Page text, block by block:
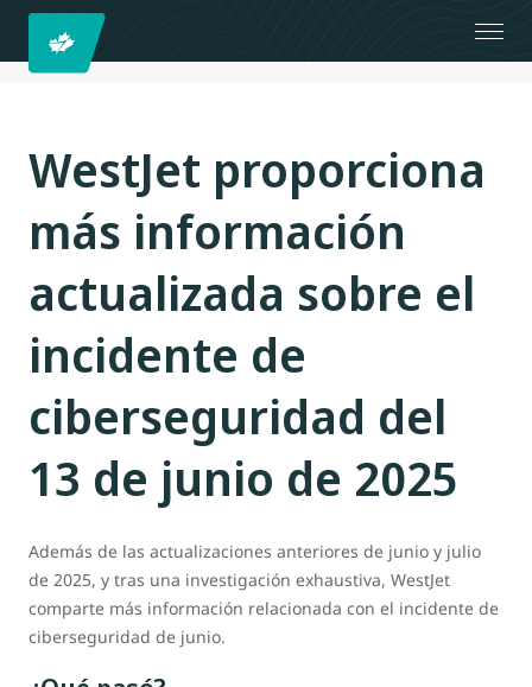
WestJet proporciona
más información
actualizada sobre el
incidente de
ciberseguridad del
13 de junio de 2025
Además de las actualizaciones anteriores de junio y julio
de 2025, y tras una investigación exhaustiva, WestJet
comparte más información relacionada con el incidente de
ciberseguridad de junio.